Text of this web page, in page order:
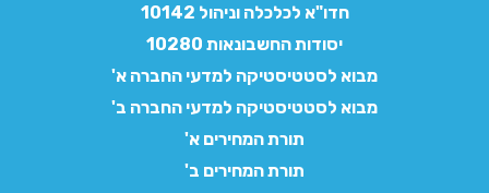
חדו"א לכלכלה וניהול 10142
יסודות החשבונאות 10280
מבוא לסטטיסטיקה למדעי החברה א'
מבוא לסטטיסטיקה למדעי החברה ב'
תורת המחירים א'
תורת המחירים ב'